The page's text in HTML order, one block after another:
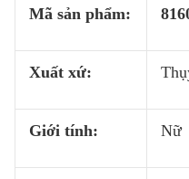
Mã sản phẩm:
Xuất xứ:
Giới tính: Nữ